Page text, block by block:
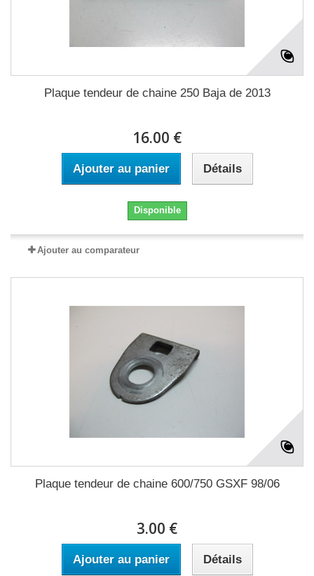
Plaque tendeur de chaine 250 Baja de 2013
16.00 €
Ajouter au panier Détails
Disponible
Ajouter au comparateur
Plaque tendeur de chaine 600/750 GSXF 98/06
3.00 €
Ajouter au panier Détails